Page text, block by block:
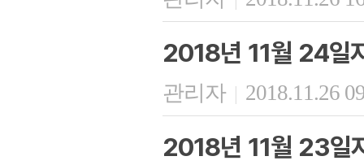
2018년 11월 24일
관리자 | 2018.11.26
2018년 11월 23일